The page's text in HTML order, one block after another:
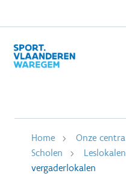
Home Onze centra
Scholen
Leslokalen
vergaderlokalen